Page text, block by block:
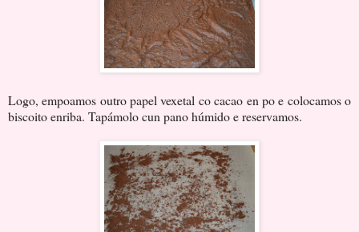
Logo, empoamos outro papel vexetal co cacao en po e colocamos o
biscoito enriba. Tapámolo cun pano húmido e reservamos.